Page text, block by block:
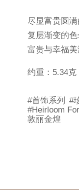
尽显富贵圆
复层渐变的
富贵与幸福美
约重：5.34克
#首饰系列 #
#Heirloom
敦丽金煌